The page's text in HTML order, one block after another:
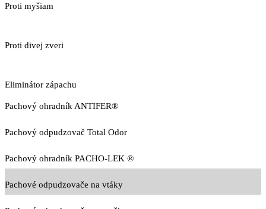
Proti myšiam
Proti divej zveri
Eliminátor zápachu
Pachový ohradník ANTIFER®
Pachový odpudzovač Total Odor
Pachový ohradník PACHO-LEK ®
Pachové odpudzovače na vtáky